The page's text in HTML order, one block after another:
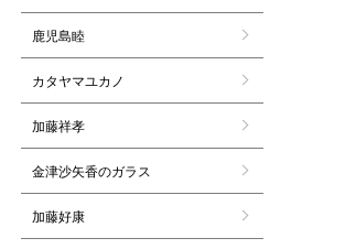
鹿児島睦
カタヤマユカノ
加藤祥孝
金津沙矢香のガラス
加藤好康